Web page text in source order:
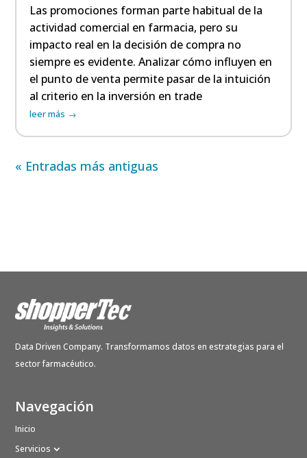
Las promociones forman parte habitual de la
actividad comercial en farmacia, pero su
impacto real en la decisión de compra no
siempre es evidente. Analizar cómo influyen en
el punto de venta permite pasar de la intuición
al criterio en la inversión en trade
leer más
« Entradas más antiguas
Data Driven Company. Transformamos datos en estrategias para el
sector farmacéutico.
Navegación
Inicio
Servicios